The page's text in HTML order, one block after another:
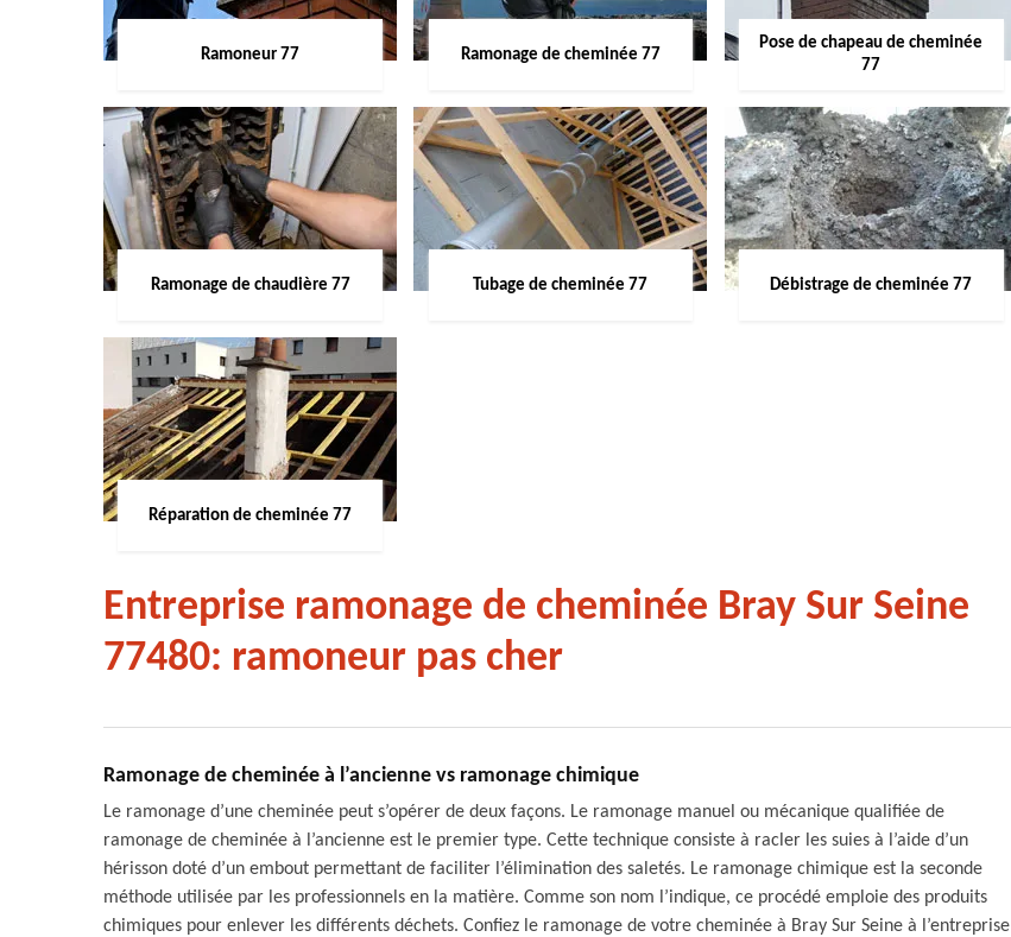
Ramoneur 77 Ramonage de cheminée 77
Pose de chapeau de cheminée
77
Ramonage de chaudière 77 Tubage de cheminée 77 Débistrage de cheminée 77
Réparation de cheminée 77
Entreprise ramonage de cheminée Bray Sur Seine
77480: ramoneur pas cher
Ramonage de cheminée à l’ancienne vs ramonage chimique
Le ramonage d’une cheminée peut s’opérer de deux façons. Le ramonage manuel ou mécanique qualifiée de
ramonage de cheminée à l’ancienne est le premier type. Cette technique consiste à racler les suies à l’aide d’un
hérisson doté d’un embout permettant de faciliter l’élimination des saletés. Le ramonage chimique est la seconde
méthode utilisée par les professionnels en la matière. Comme son nom l’indique, ce procédé emploie des produits
chimiques pour enlever les différents déchets. Confiez le ramonage de votre cheminée à Bray Sur Seine à l’entreprise